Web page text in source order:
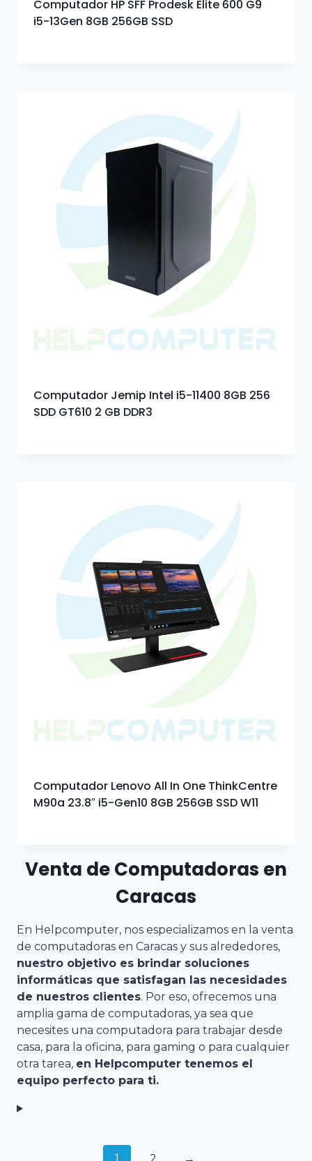
Computador HP SFF Prodesk Elite 600 G9
i5-13Gen 8GB 256GB SSD
Computador Jemip Intel i5-11400 8GB 256
SDD GT610 2 GB DDR3
Computador Lenovo All In One ThinkCentre
M90a 23.8″ i5-Gen10 8GB 256GB SSD W11
Venta de Computadoras en
Caracas
En Helpcomputer, nos especializamos en la venta
de computadoras en Caracas y sus alrededores,
nuestro objetivo es brindar soluciones
informáticas que satisfagan las necesidades
de nuestros clientes. Por eso, ofrecemos una
amplia gama de computadoras, ya sea que
necesites una computadora para trabajar desde
casa, para la oficina, para gaming o para cualquier
otra tarea, en Helpcomputer tenemos el
equipo perfecto para ti.